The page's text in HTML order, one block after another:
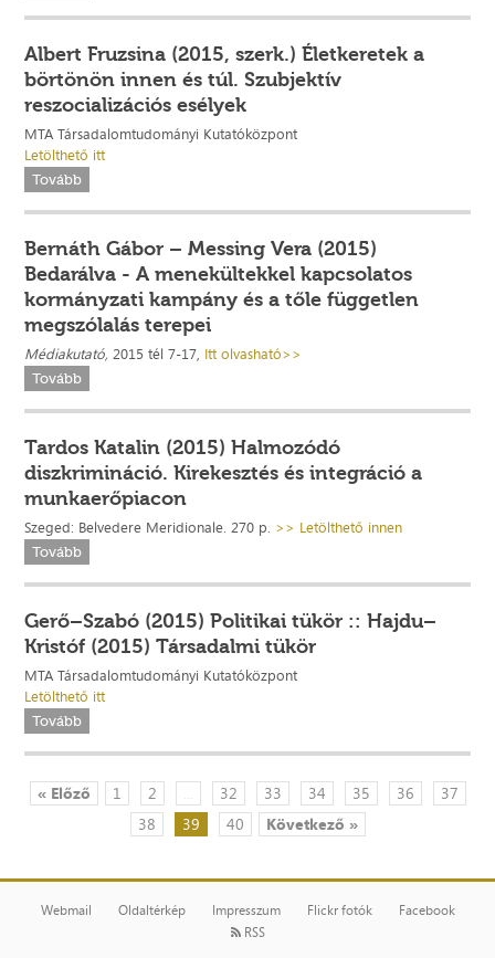
Albert Fruzsina (2015, szerk.) Életkeretek a
börtönön innen és túl. Szubjektív
reszocializációs esélyek
MTA Társadalomtudományi Kutatóközpont
Letölthető itt
Tovább
Bernáth Gábor – Messing Vera (2015)
Bedarálva - A menekültekkel kapcsolatos
kormányzati kampány és a tőle független
megszólalás terepei
Médiakutató,2015 tél 7-17, Itt olvasható>>
Tovább
Tardos Katalin (2015) Halmozódó
diszkrimináció. Kirekesztés és integráció a
munkaerőpiacon
Szeged: Belvedere Meridionale. 270 p. >> Letölthető innen
Tovább
Gerő–Szabó (2015) Politikai tükör :: Hajdu–
Kristóf (2015) Társadalmi tükör
MTA Társadalomtudományi Kutatóközpont
Letölthető itt
Tovább
« Előző 1 2 ... 32 33 34 35 36
37
38
39 40 Következő »
Webmail Oldaltérkép Impresszum Flickr fotók
Facebook
RSS